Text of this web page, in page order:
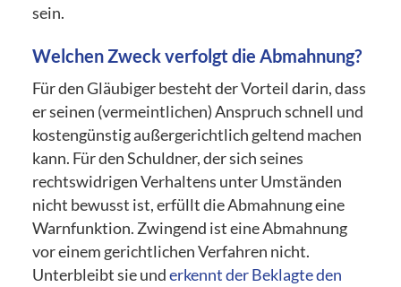
sein.
Welchen Zweck verfolgt die Abmahnung?
Für den Gläubiger besteht der Vorteil darin, dass
er seinen (vermeintlichen) Anspruch schnell und
kostengünstig außergerichtlich geltend machen
kann. Für den Schuldner, der sich seines
rechtswidrigen Verhaltens unter Umständen
nicht bewusst ist, erfüllt die Abmahnung eine
Warnfunktion. Zwingend ist eine Abmahnung
vor einem gerichtlichen Verfahren nicht.
Unterbleibt sie underkennt der Beklagte den